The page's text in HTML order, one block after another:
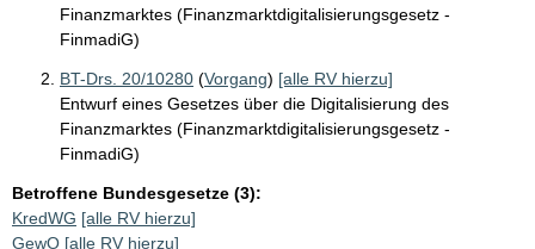
Finanzmarktes (Finanzmarktdigitalisierungsgesetz -
FinmadiG)
BT-Drs. 20/10280 (Vorgang) [alle RV hierzu]
Entwurf eines Gesetzes über die Digitalisierung des
Finanzmarktes (Finanzmarktdigitalisierungsgesetz -
FinmadiG)
Betroffene Bundesgesetze (3):
KredWG [alle RV hierzu]
GewO [alle RV hierzu]